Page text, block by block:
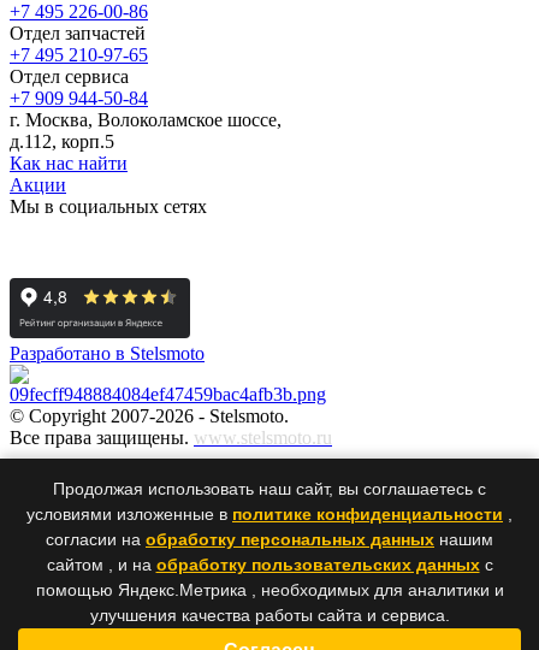
+7 495 226-00-86
Отдел запчастей
+7 495 210-97-65
Отдел сервиса
+7 909 944-50-84
г. Москва, Волоколамское шоссе,
д.112, корп.5
Как нас найти
Акции
Мы в социальных сетях
Разработано в Stelsmoto
© Copyright 2007-2026 - Stelsmoto.
Все права защищены. www.stelsmoto.ru
Информация, размещенная на сайте, не является публичной
офертой
Ваше сообщение было успешно отправлено нам. Спасибо!
Продолжая использовать наш сайт, вы соглашаетесь с
условиями изложенные в политике конфиденциальности
согласии на обработку персональных данных нашим
сайтом , и на обработку пользовательских данныхс
помощью Яндекс.Метрика , необходимых для аналитики и
улучшения качества работы сайта и сервиса.